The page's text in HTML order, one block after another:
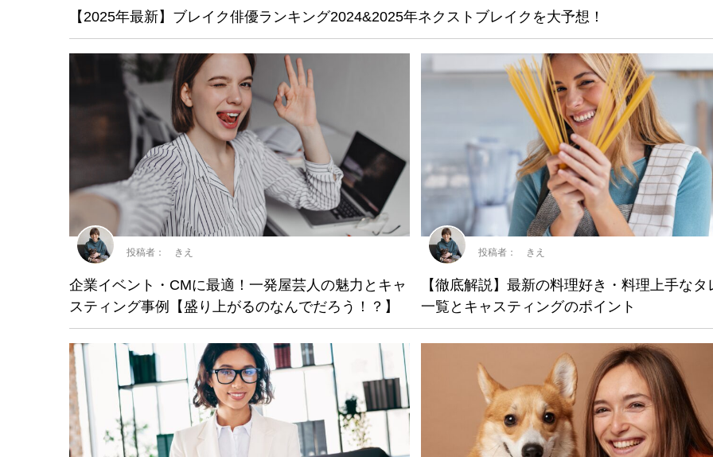
【2025年最新】ブレイク俳優ランキング2024&2025年ネクストブレイクを大予想！
企業イベント・CMに最適！一発屋芸人の魅力とキャ
スティング事例【盛り上がるのなんでだろう！？】
投稿者： きえ
【徹底解説】最新の料理好き・料理上手なタ
一覧とキャスティングのポイント
投稿者： きえ